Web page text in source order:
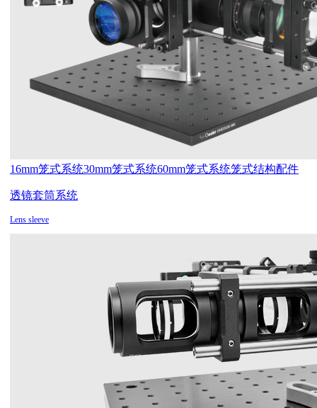
16mm笼式系统30mm笼式系统60mm笼式系统笼式结构配件
透镜套筒系统
Lens sleeve